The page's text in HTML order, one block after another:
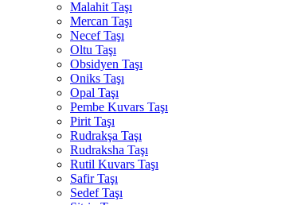
Malahit Taşı
Mercan Taşı
Necef Taşı
Oltu Taşı
Obsidyen Taşı
Oniks Taşı
Opal Taşı
Pembe Kuvars Taşı
Pirit Taşı
Rudrakşa Taşı
Rudraksha Taşı
Rutil Kuvars Taşı
Safir Taşı
Sedef Taşı